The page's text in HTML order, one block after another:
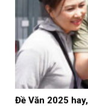
Đề Văn 2025